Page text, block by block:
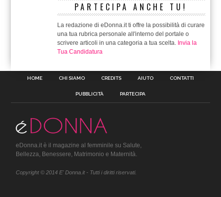
PARTECIPA ANCHE TU!
La redazione di eDonna.it ti offre la possibilità di curare
una tua rubrica personale all'interno del portale o
scrivere articoli in una categoria a tua scelta. Invia la
Tua Candidatura
HOME CHI SIAMO CREDITS AIUTO CONTATTI
PUBBLICITÀ PARTECIPA
eDonna.it è il magazine al femminile su Salute,
Bellezza, Benessere, Matrimonio e Maternità.
Copyright © 2014 E' Donna.it - Tutti i diritti riservati.